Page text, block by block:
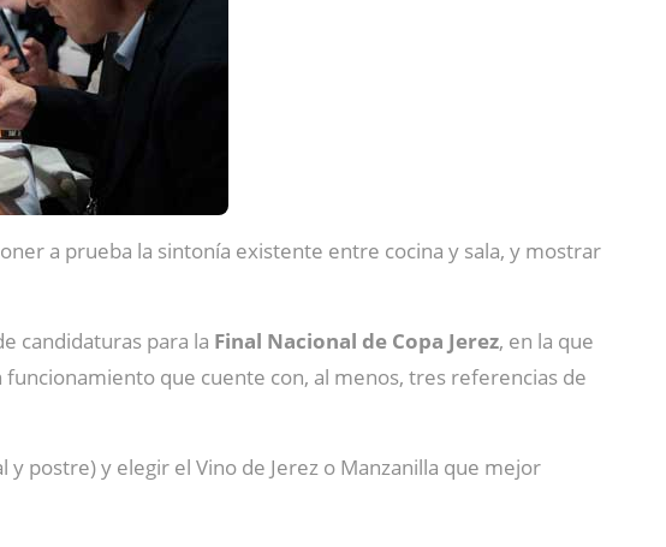
a prueba la sintonía existente entre cocina y sala, y mostrar
candidaturas para la Final Nacional de Copa Jerez, en la que
que cuente con, al menos, tres referencias de
postre) y elegir el Vino de Jerez o Manzanilla que mejor